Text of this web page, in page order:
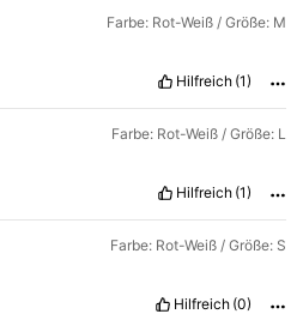
Farbe: Rot-Weiß / Größe: M
Hilfreich (1)
Farbe: Rot-Weiß / Größe: L
Hilfreich (1)
Farbe: Rot-Weiß / Größe: S
Hilfreich (0)